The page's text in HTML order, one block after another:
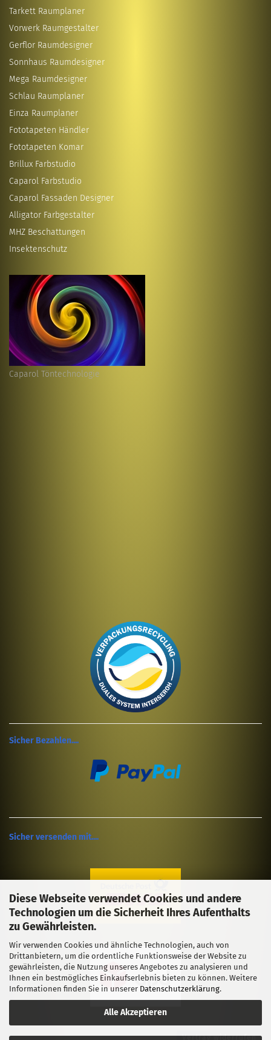
Diese Webseite verwendet Cookies und andere
Technologien um die Sicherheit Ihres Aufenthalts
zu Gewährleisten.
Wir verwenden Cookies und ähnliche Technologien, auch von
Drittanbietern, um die ordentliche Funktionsweise der Website zu
gewährleisten, die Nutzung unseres Angebotes zu analysieren und
Ihnen ein bestmögliches Einkaufserlebnis bieten zu können. Weitere
Informationen finden Sie in unserer Datenschutzerklärung.
Alle Akzeptieren
Tarkett Raumplaner
Vorwerk Raumgestalter
Gerflor Raumdesigner
Sonnhaus Raumdesigner
Mega Raumdesigner
Schlau Raumplaner
Einza Raumplaner
Fototapeten Händler
Fototapeten Komar
Brillux Farbstudio
Caparol Farbstudio
Caparol Fassaden Designer
Alligator Farbgestalter
MHZ Beschattungen
Insektenschutz
Caparol Töntechnologie
Sicher Bezahlen....
Sicher versenden mit....
Vertrag widerrufen